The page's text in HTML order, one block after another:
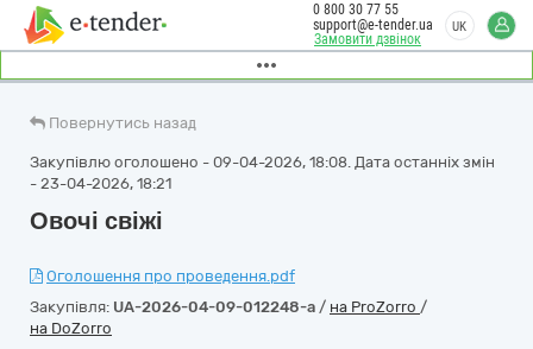
Замовити дзвінок
0 800 30 77 55
support@e-tender.ua
UK
Повернутись назад
Закупівлю оголошено - 09-04-2026, 18:08. Дата останніх змін
- 23-04-2026, 18:21
Овочі свіжі
Оголошення про проведення.pdf
Закупівля: UA-2026-04-09-012248-a / на ProZorro /
на DoZorro